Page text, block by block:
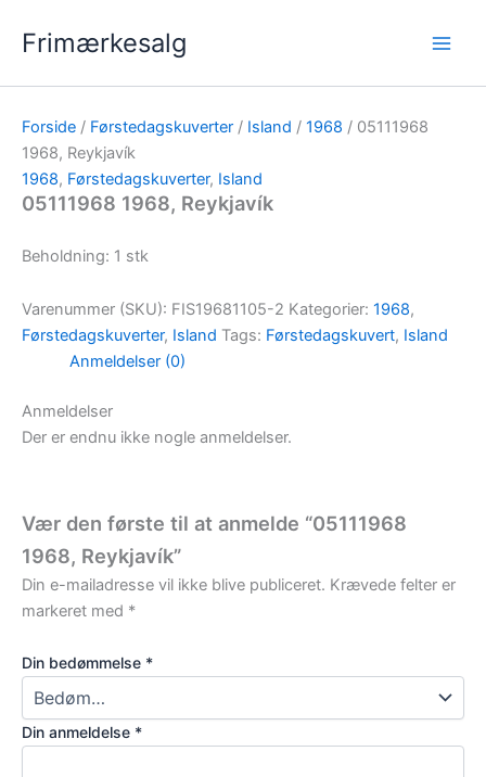
Frimærkesalg
Forside / Førstedagskuverter / Island / 1968 / 05111968
1968, Reykjavík
1968, Førstedagskuverter, Island
05111968 1968, Reykjavík
Beholdning: 1 stk
Varenummer (SKU): FIS19681105-2 Kategorier: 1968,
Førstedagskuverter, Island Tags: Førstedagskuvert, Island
Anmeldelser (0)
Anmeldelser
Der er endnu ikke nogle anmeldelser.
Vær den første til at anmelde “05111968
1968, Reykjavík”
Din e-mailadresse vil ikke blive publiceret. Krævede felter er
markeret med *
Din bedømmelse *
Din anmeldelse *